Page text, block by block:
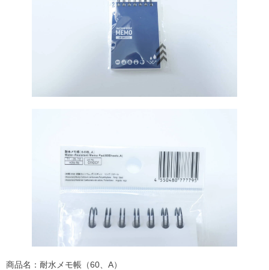
商品名：耐水メモ帳（60、A）